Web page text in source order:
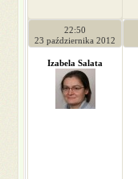
22:50
23 października 2012
Izabela Salata